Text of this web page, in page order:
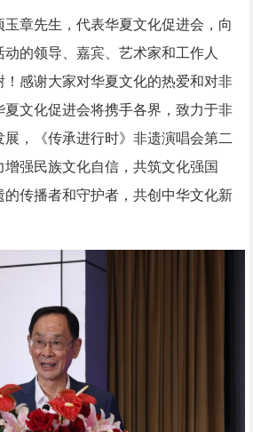
章先生，代表华夏文化促进会，向
的领导、嘉宾、艺术家和工作人
！感谢大家对华夏文化的热爱和对非
文化促进会将携手各界，致力于非
，《传承进行时》非遗演唱会第二
强民族文化自信，共筑文化强国
传播者和守护者，共创中华文化新